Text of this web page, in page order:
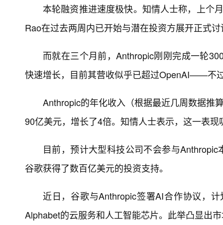
本轮融资推进速度极快。知情人士称，上个
Rao在过去两周内已开始与潜在投资方展开正式
而就在三个月前，Anthropic刚刚完成一轮
快速增长，目前其营收似乎已超过OpenAI——不
Anthropic的年化收入（根据最近几周数据推
90亿美元，增长了4倍。知情人士表示，这一表
目前，预计大型科技公司不会参与
谷歌获得了数百亿美元的投资支持。
近日，谷歌与Anthropic签署AI合作协议，
Alphabet的云服务和人工智能芯片。此举凸显出